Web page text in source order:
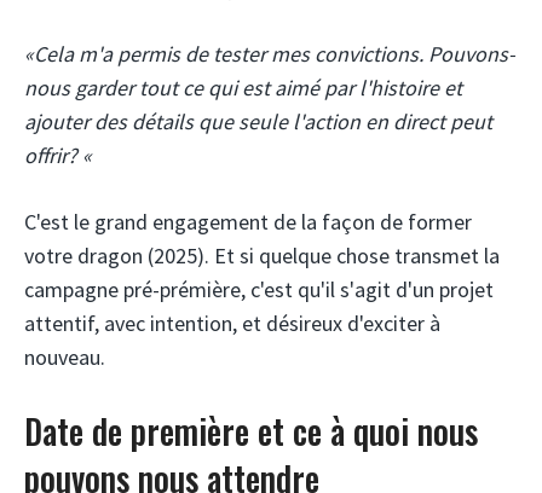
«Cela m'a permis de tester mes convictions. Pouvons-
nous garder tout ce qui est aimé par l'histoire et
ajouter des détails que seule l'action en direct peut
offrir? «
C'est le grand engagement de la façon de former
votre dragon (2025). Et si quelque chose transmet la
campagne pré-prémière, c'est qu'il s'agit d'un projet
attentif, avec intention, et désireux d'exciter à
nouveau.
Date de première et ce à quoi nous
pouvons nous attendre